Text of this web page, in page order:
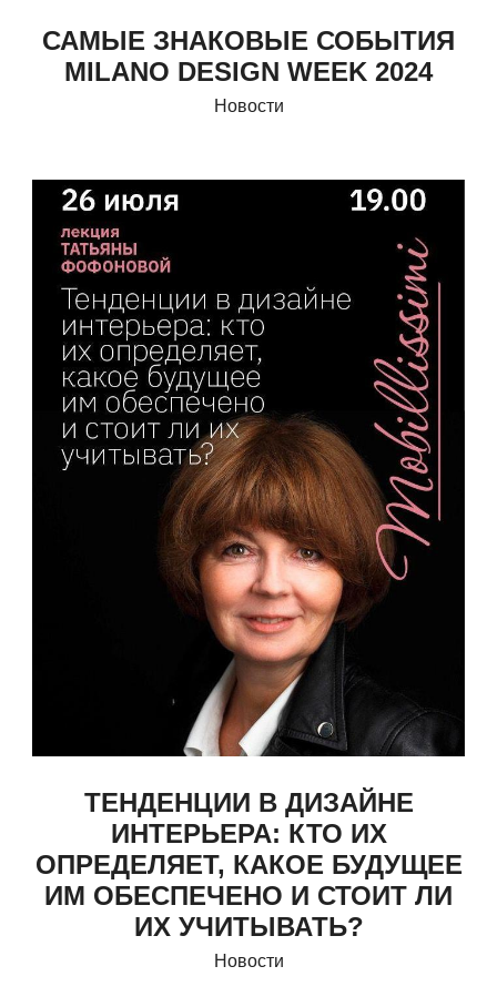
САМЫЕ ЗНАКОВЫЕ СОБЫТИЯ
MILANO DESIGN WEEK 2024
Новости
ТЕНДЕНЦИИ В ДИЗАЙНЕ
ИНТЕРЬЕРА: КТО ИХ
ОПРЕДЕЛЯЕТ, КАКОЕ БУДУЩЕЕ
ИМ ОБЕСПЕЧЕНО И СТОИТ ЛИ
ИХ УЧИТЫВАТЬ?
Новости